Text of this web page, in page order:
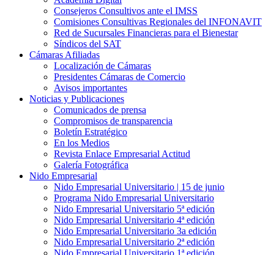
Consejeros Consultivos ante el IMSS
Comisiones Consultivas Regionales del INFONAVIT
Red de Sucursales Financieras para el Bienestar
Síndicos del SAT
Cámaras Afiliadas
Localización de Cámaras
Presidentes Cámaras de Comercio
Avisos importantes
Noticias y Publicaciones
Comunicados de prensa
Compromisos de transparencia
Boletín Estratégico
En los Medios
Revista Enlace Empresarial Actitud
Galería Fotográfica
Nido Empresarial
Nido Empresarial Universitario | 15 de junio
Programa Nido Empresarial Universitario
Nido Empresarial Universitario 5ª edición
Nido Empresarial Universitario 4ª edición
Nido Empresarial Universitario 3a edición
Nido Empresarial Universitario 2ª edición